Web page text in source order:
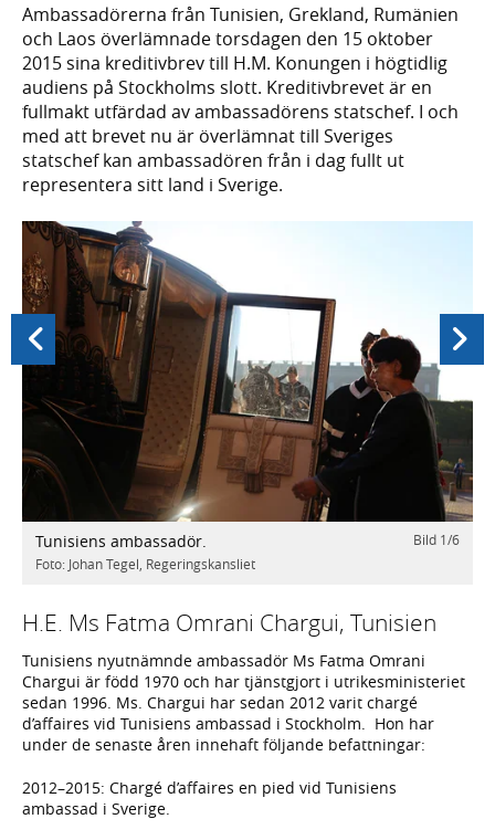
Ambassadörerna från Tunisien, Grekland, Rumänien
och Laos överlämnade torsdagen den 15 oktober
2015 sina kreditivbrev till H.M. Konungen i högtidlig
audiens på Stockholms slott. Kreditivbrevet är en
fullmakt utfärdad av ambassadörens statschef. I och
med att brevet nu är överlämnat till Sveriges
statschef kan ambassadören från i dag fullt ut
representera sitt land i Sverige.
Bild 1/6
Tunisiens ambassadör.
Foto: Johan Tegel, Regeringskansliet
Föregående Nästa
H.E. Ms Fatma Omrani Chargui, Tunisien
Tunisiens nyutnämnde ambassadör Ms Fatma Omrani
Chargui är född 1970 och har tjänstgjort i utrikesministeriet
sedan 1996. Ms. Chargui har sedan 2012 varit chargé
d’affaires vid Tunisiens ambassad i Stockholm. Hon har
under de senaste åren innehaft följande befattningar:
2012–2015: Chargé d’affaires en pied vid Tunisiens
ambassad i Sverige.